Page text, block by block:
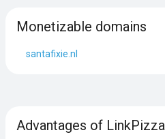
Monetizable domains
santafixie.nl
Advantages of LinkPizza